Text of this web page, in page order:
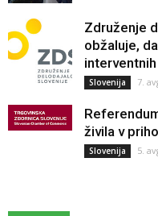
Združenje
obžaluje,
Slovenija 7.
živila v
Slovenija 5.